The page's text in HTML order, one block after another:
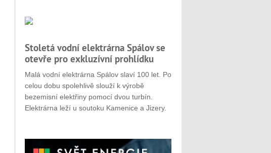
Stoletá vodní elektrárna Spálov se
otevře pro exkluzívní prohlídku
Malá vodní elektrárna Spálov slaví 100 let. Po
celou dobu spolehlivě slouží k výrobě
bezemisní elektřiny pomocí dvou turbín.
Elektrárna leží u soutoku Kamenice a Jizery.